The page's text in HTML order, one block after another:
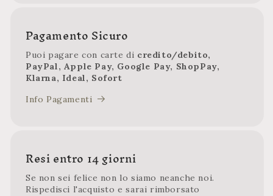
Pagamento Sicuro
Puoi pagare con carte di credito/debito,
PayPal, Apple Pay, Google Pay, ShopPay,
Klarna, Ideal, Sofort
Info Pagamenti
Resi entro 14 giorni
Se non sei felice non lo siamo neanche noi.
Rispedisci l'acquisto e sarai rimborsato